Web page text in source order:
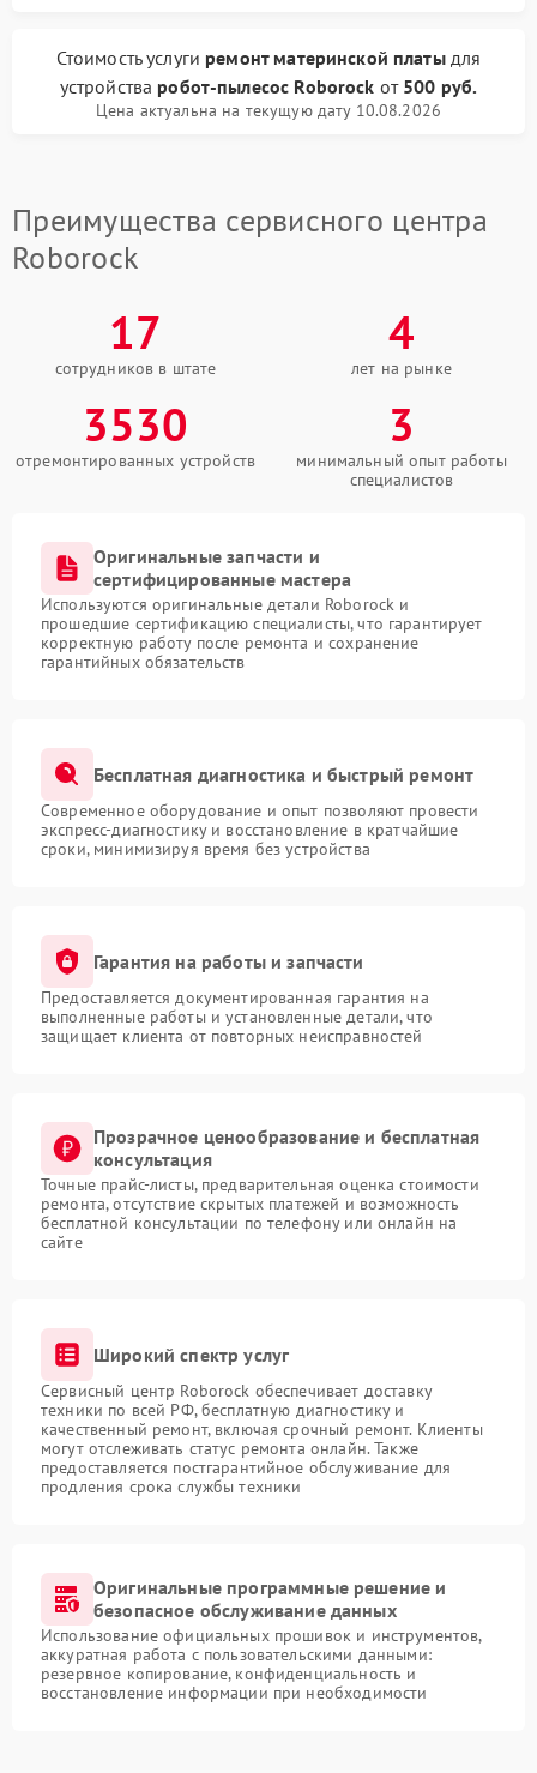
Стоимость услуги ремонт материнской платыдля
устройства робот-пылесос Roborock от 500 руб.
Цена актуальна на текущую дату 10.08.2026
Преимущества сервисного центра
Roborock
17
сотрудников в штате
4
лет на рынке
3530
отремонтированных устройств
3
минимальный опыт работы
специалистов
Оригинальные запчасти и
сертифицированные мастера
Используются оригинальные детали Roborock и
прошедшие сертификацию специалисты, что гарантирует
корректную работу после ремонта и сохранение
гарантийных обязательств
Бесплатная диагностика и быстрый ремонт
Современное оборудование и опыт позволяют провести
экспресс-диагностику и восстановление в кратчайшие
сроки, минимизируя время без устройства
Гарантия на работы и запчасти
Предоставляется документированная гарантия на
выполненные работы и установленные детали, что
защищает клиента от повторных неисправностей
Прозрачное ценообразование и бесплатная
консультация
Точные прайс-листы, предварительная оценка стоимости
ремонта, отсутствие скрытых платежей и возможность
бесплатной консультации по телефону или онлайн на
сайте
Широкий спектр услуг
Сервисный центр Roborock обеспечивает доставку
техники по всей РФ, бесплатную диагностику и
качественный ремонт, включая срочный ремонт. Клиенты
могут отслеживать статус ремонта онлайн. Также
предоставляется постгарантийное обслуживание для
продления срока службы техники
Оригинальные программные решение и
безопасное обслуживание данных
Использование официальных прошивок и инструментов,
аккуратная работа с пользовательскими данными:
резервное копирование, конфиденциальность и
восстановление информации при необходимости